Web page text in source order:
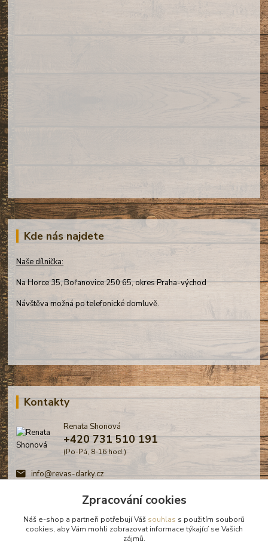
Kde nás najdete
Naše dílnička:
Na Horce 35, Bořanovice 250 65, okres Praha-východ
Návštěva možná po telefonické domluvě.
Kontakty
Renata Shonová
+420 731 510 191
(Po-Pá, 8-16 hod.)
info@revas-darky.cz
Zpracování cookies
Náš e-shop a partneři potřebují Váš souhlas s použitím souborů
cookies, aby Vám mohli zobrazovat informace týkající se Vašich
zájmů.